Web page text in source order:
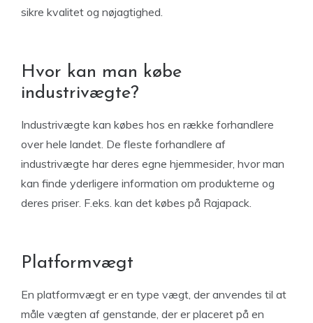
sikre kvalitet og nøjagtighed.
Hvor kan man købe
industrivægte?
Industrivægte kan købes hos en række forhandlere
over hele landet. De fleste forhandlere af
industrivægte har deres egne hjemmesider, hvor man
kan finde yderligere information om produkterne og
deres priser. F.eks. kan det købes på Rajapack.
Platformvægt
En platformvægt er en type vægt, der anvendes til at
måle vægten af ​​genstande, der er placeret på en